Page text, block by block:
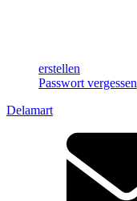
erstellen
Passwort vergessen
Delamart